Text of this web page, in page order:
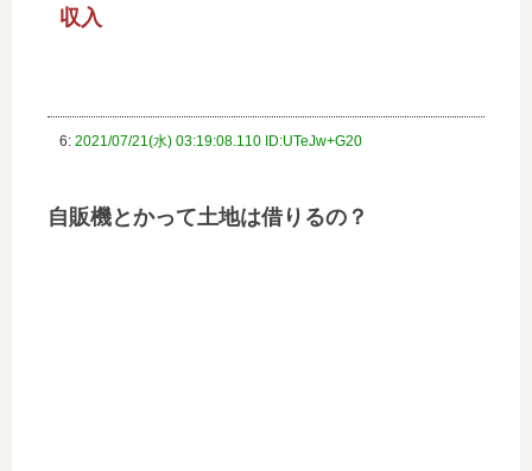
収入
6: 2021/07/21(水) 03:19:08.110 ID:UTeJw+G20
自販機とかって土地は借りるの？